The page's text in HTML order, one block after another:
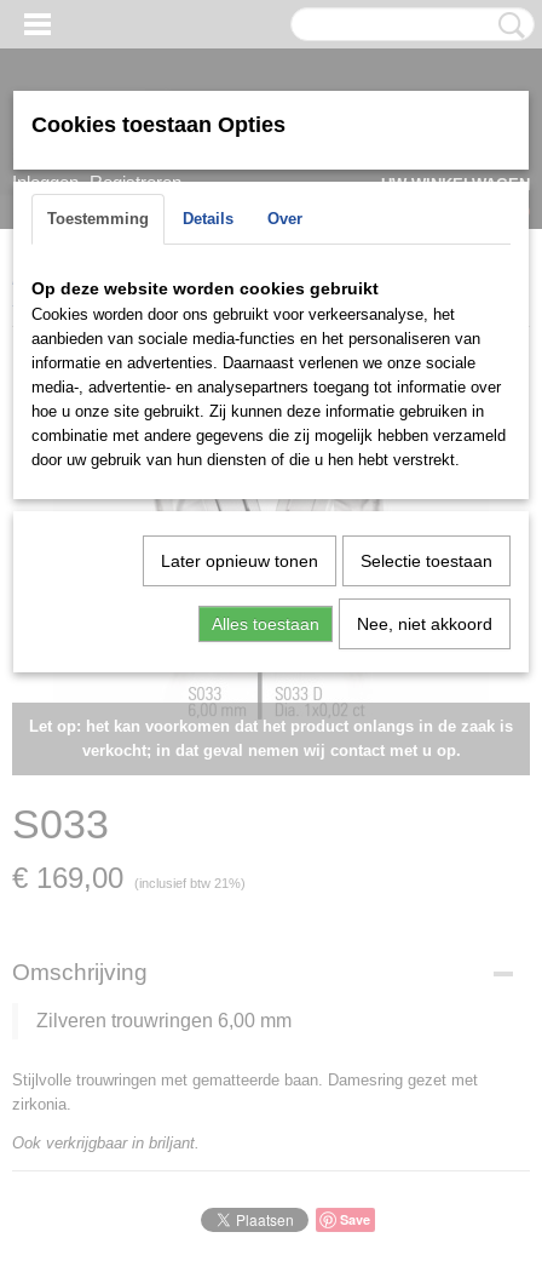
Inloggen Registreren
UW WINKELWAGEN
(0)
Home > > Trouwringen / Wedding Ck collectie (Zilver)
S033
Let op: het kan voorkomen dat het product onlangs in de zaak is
verkocht; in dat geval nemen wij contact met u op.
S033
€ 169,00 (inclusief btw 21%)
Omschrijving
Zilveren trouwringen 6,00 mm
Stijlvolle trouwringen met gematteerde baan. Damesring gezet met
zirkonia.
Ook verkrijgbaar in briljant.
Save
Cookies toestaan Opties
Toestemming Details Over
Op deze website worden cookies gebruikt
Cookies worden door ons gebruikt voor verkeersanalyse, het
aanbieden van sociale media-functies en het personaliseren van
informatie en advertenties. Daarnaast verlenen we onze sociale
media-, advertentie- en analysepartners toegang tot informatie over
hoe u onze site gebruikt. Zij kunnen deze informatie gebruiken in
combinatie met andere gegevens die zij mogelijk hebben verzameld
door uw gebruik van hun diensten of die u hen hebt verstrekt.
Later opnieuw tonen Selectie toestaan
Alles toestaan Nee, niet akkoord